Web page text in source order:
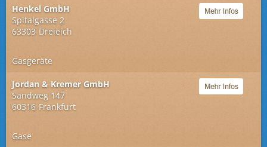
Henkel GmbH
Spitalgasse 2
63303 Dreieich
Gasgeräte
Jordan & Kremer GmbH
Sandweg 147
60316 Frankfurt
Gase